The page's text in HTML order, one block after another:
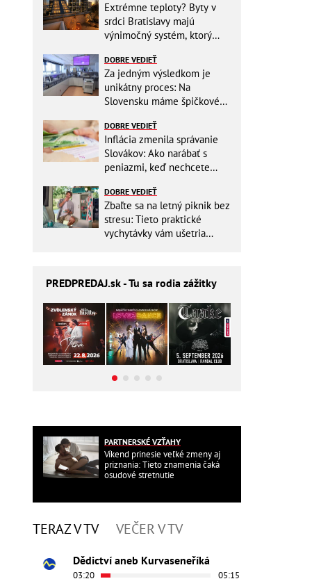
Extrémne teploty? Byty v
srdci Bratislavy majú
výnimočný systém, ktorý
DOBRE VEDIEŤ
Za jedným výsledkom je
unikátny proces: Na
Slovensku máme špičkové
DOBRE VEDIEŤ
Inflácia zmenila správanie
Slovákov: Ako narábať s
peniazmi, keď nechcete
DOBRE VEDIEŤ
Zbaľte sa na letný piknik bez
stresu: Tieto praktické
vychytávky vám ušetria
PREDPREDAJ.sk - Tu sa rodia zážitky
PARTNERSKÉ VZŤAHY
Víkend prinesie veľké zmeny aj
priznania: Tieto znamenia čaká
osudové stretnutie
TERAZ V TV VEČER V TV
Dědictví aneb Kurvaseneříká
03:20 05:15